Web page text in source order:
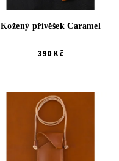
Kožený přívěšek Caramel
390 Kč